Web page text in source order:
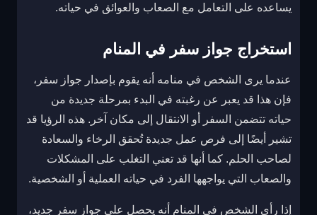
يساعده على التعامل مع الصعاب والعوائق في حياته.
استخراج جواز سفر في المنام
عندما يرى الشخص في منامه أنه يقوم بإصدار جواز سفر،
فإن هذا قد يعبر عن رغبته في البدء بمرحلة جديدة من
حياته تتضمن السفر أو الانتقال إلى مكان آخر. هذه الرؤيا قد
تشير أيضًا إلى فرص عمل جديدة تُحقق الرخاء والسعادة
لصاحب الحلم. كما أنها قد تعني التغلب على المشكلات
والصعاب التي يواجهها الفرد في حياته العملية أو الشخصية.
إذا رأى الشخص في المنام أنه يحصل على جواز سفر جديد،